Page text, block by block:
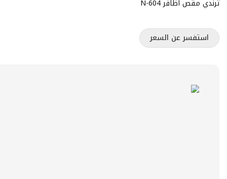
ترندي مقص أظافر N-604
استفسر عن السعر